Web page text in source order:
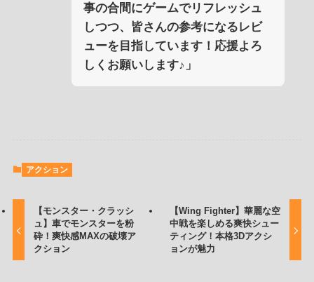
事の合間にゲームでリフレッシュ
しつつ、皆さんの参考になるレビ
ューを目指しています！応援よろ
しくお願いします♪」
アクション
【モンスター・クラッシ
ュ】車でモンスターを粉
砕！爽快感MAXの破壊ア
クション
【Wing Fighter】華麗な空
中戦を楽しめる爽快シュー
ティング！本格3Dアクシ
ョンが魅力